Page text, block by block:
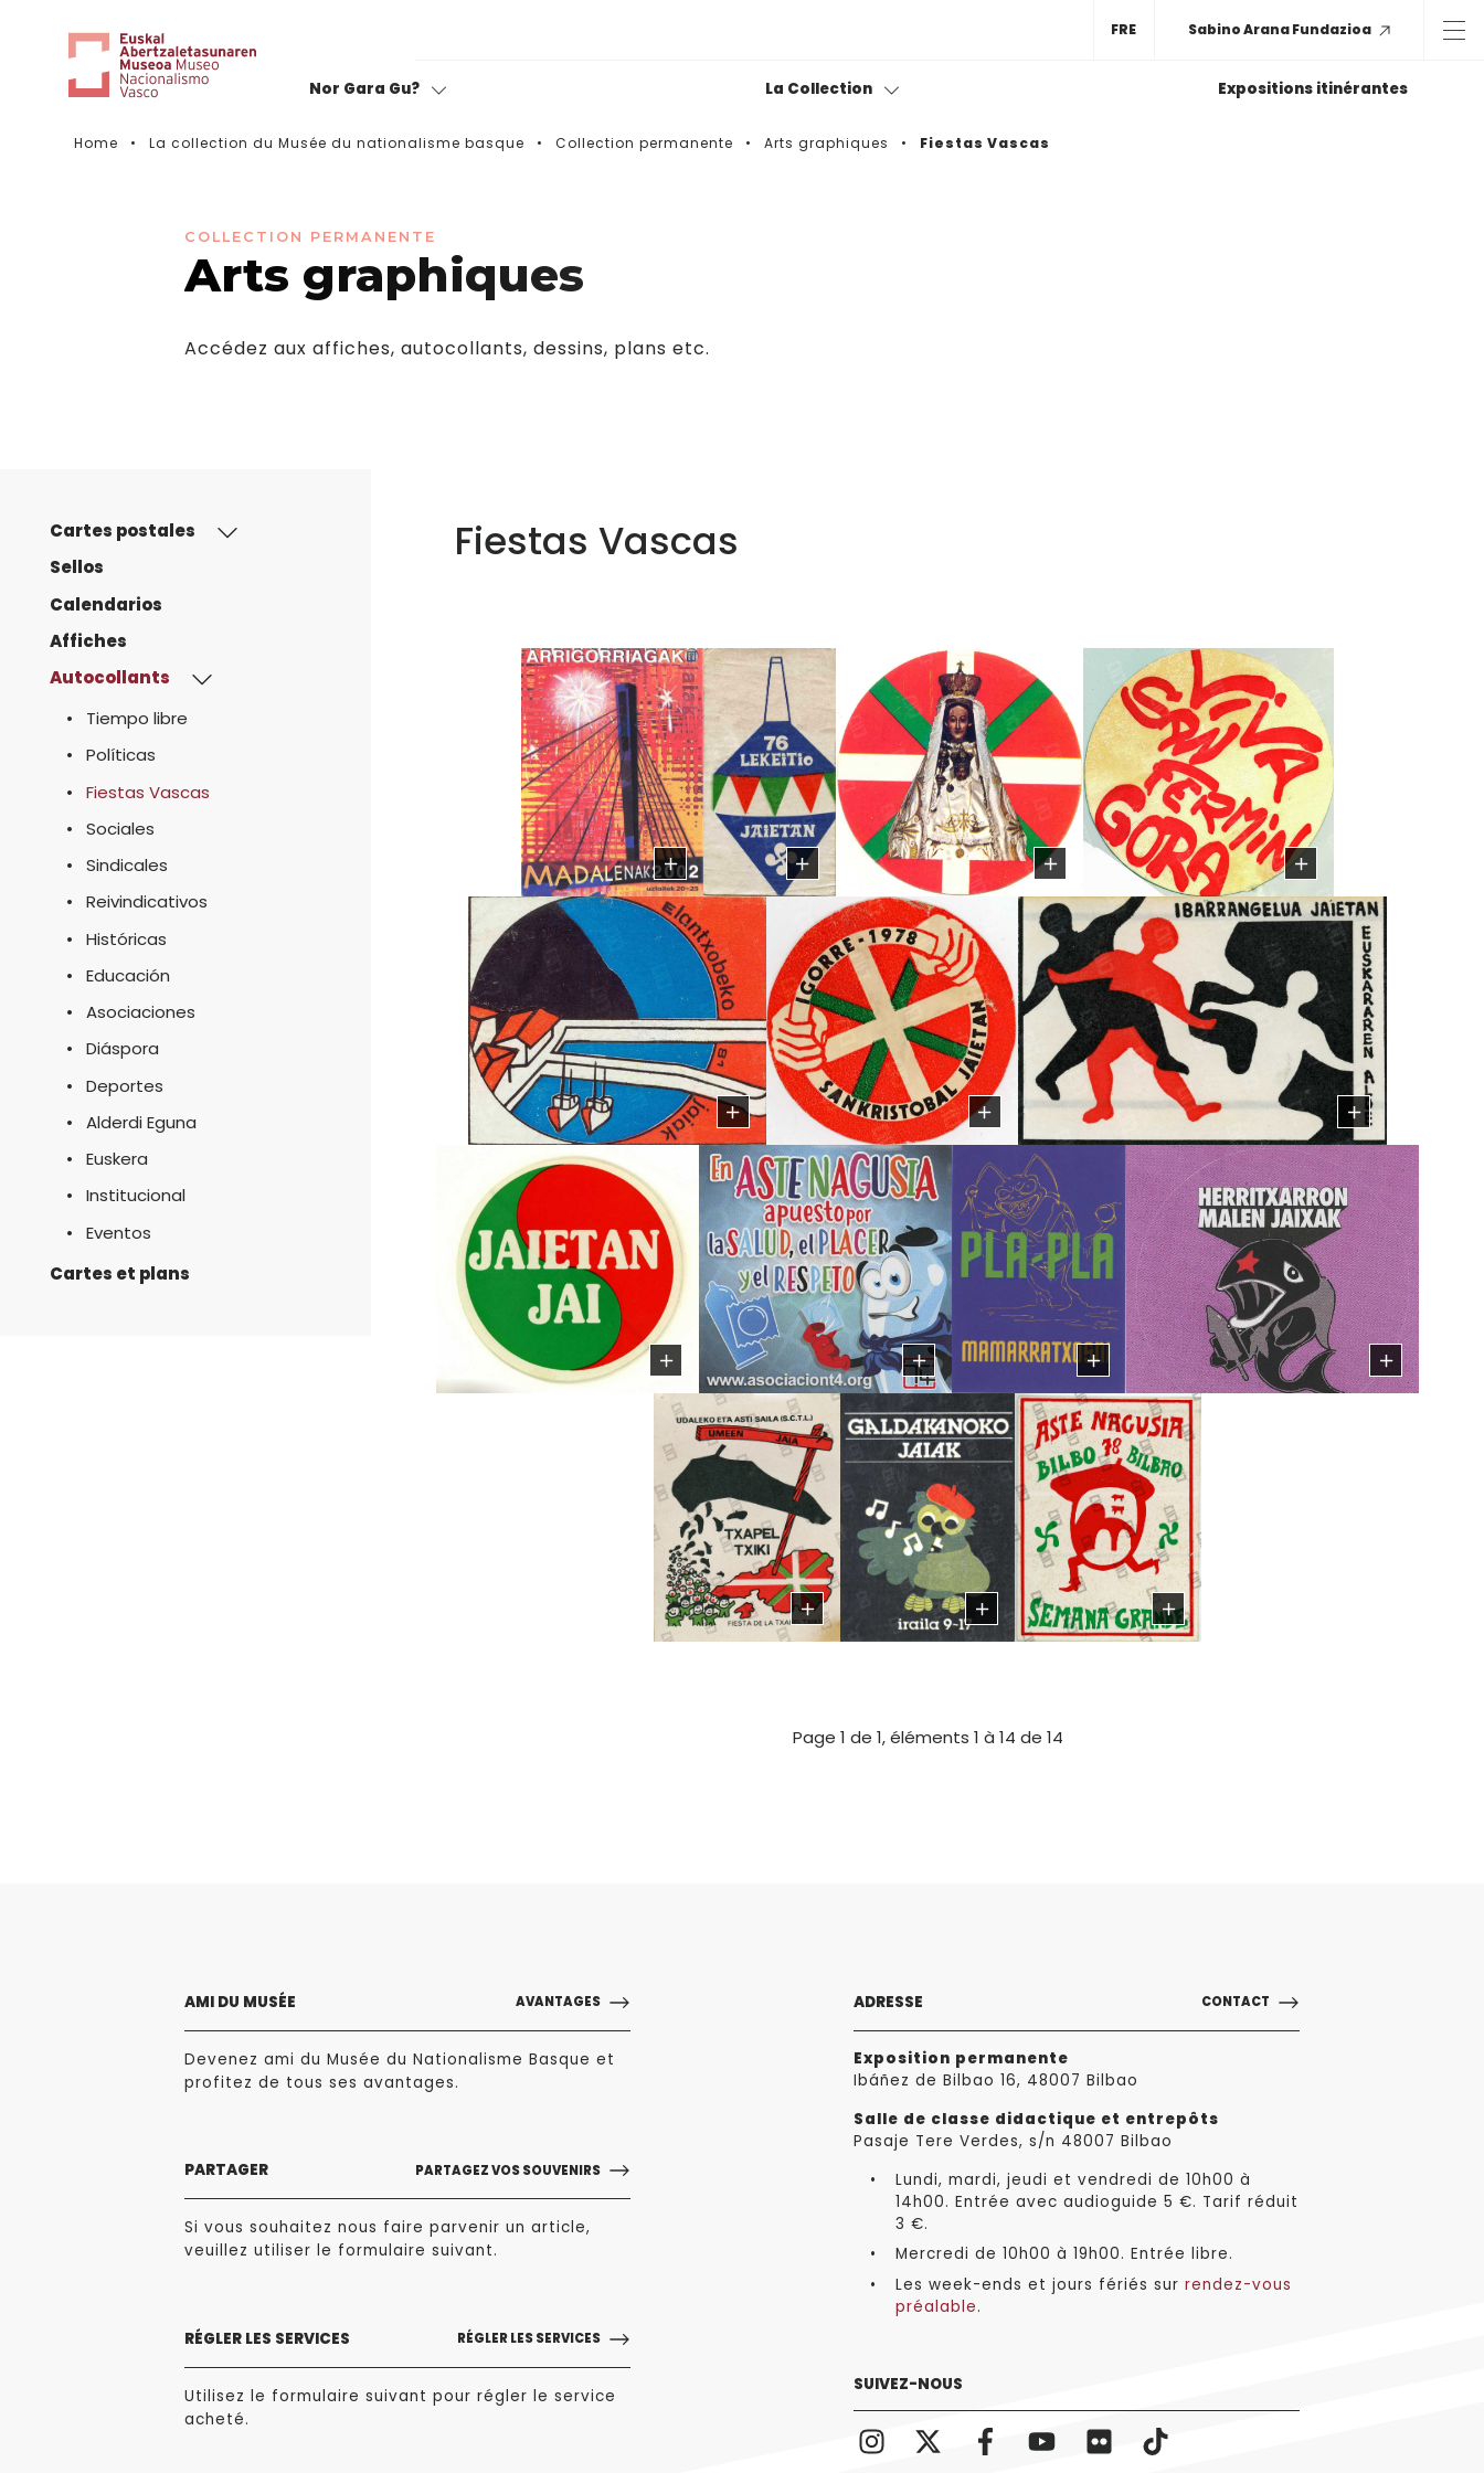
Nor Gara Gu? La Collection Expositions itinérantes
FRE Sabino Arana Fundazioa
Home La collection du Musée du nationalisme basque Collection permanente Arts graphiques Fiestas Vascas
COLLECTION PERMANENTE
Arts graphiques
Accédez aux affiches, autocollants, dessins, plans etc.
Cartes postales
Sellos
Calendarios
Affiches
Autocollants
Tiempo libre
Políticas
Fiestas Vascas
Sociales
Sindicales
Reivindicativos
Históricas
Educación
Asociaciones
Diáspora
Deportes
Alderdi Eguna
Euskera
Institucional
Eventos
Cartes et plans
Fiestas Vascas
Page 1 de 1, éléments 1 à 14 de 14
AMI DU MUSÉE AVANTAGES
Devenez ami du Musée du Nationalisme Basque et
profitez de tous ses avantages.
PARTAGER PARTAGEZ VOS SOUVENIRS
Si vous souhaitez nous faire parvenir un article,
veuillez utiliser le formulaire suivant.
RÉGLER LES SERVICES RÉGLER LES SERVICES
Utilisez le formulaire suivant pour régler le service
acheté.
ADRESSE CONTACT
Exposition permanente
Ibáñez de Bilbao 16, 48007 Bilbao
Salle de classe didactique et entrepôts
Pasaje Tere Verdes, s/n 48007 Bilbao
Lundi, mardi, jeudi et vendredi de 10h00 à
14h00. Entrée avec audioguide 5 €. Tarif réduit
3 €.
Mercredi de 10h00 à 19h00. Entrée libre.
Les week-ends et jours fériés sur rendez-vous
préalable.
SUIVEZ-NOUS